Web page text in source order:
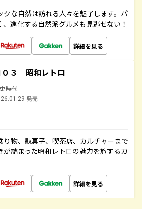
クな自然は訪れる人々を魅了します。パ
進化する自然派グルメも見逃せない！
詳細を見る
０３ 昭和レトロ
時代
発売
り物、駄菓子、喫茶店、カルチャーまで
が詰まった昭和レトロの魅力を旅するガ
詳細を見る